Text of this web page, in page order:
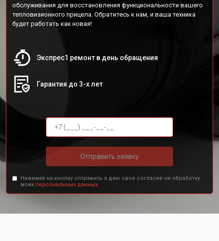
обслуживания для восстановления функциональности вашего
тепловизионного прицела. Обратитесь к нам, и ваша техника
будет работать как новая!
Экспрес1 ремонт в день обращения
Гарантия до 3-х лет
Отправить заявку
Нажимая на кнопку отправить я даю свое согласие на обработку
моих персональных данных.